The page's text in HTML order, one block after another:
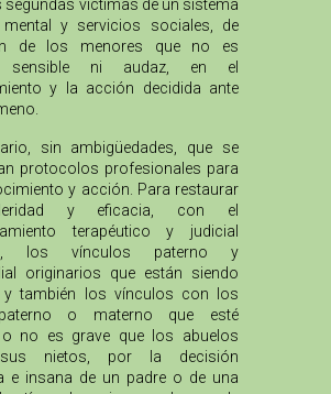
segundas víctimas de un sistema
y servicios sociales, de
de los menores que no es
sensible ni audaz, en el
y la acción decidida ante
sin ambigüedades, que se
protocolos profesionales para
y acción. Para restaurar
y eficacia, con el
terapéutico y judicial
los vínculos paterno y
originarios que están siendo
y también los vínculos con los
o materno que esté
o no es grave que los abuelos
sus nietos, por la decisión
e insana de un padre o de una